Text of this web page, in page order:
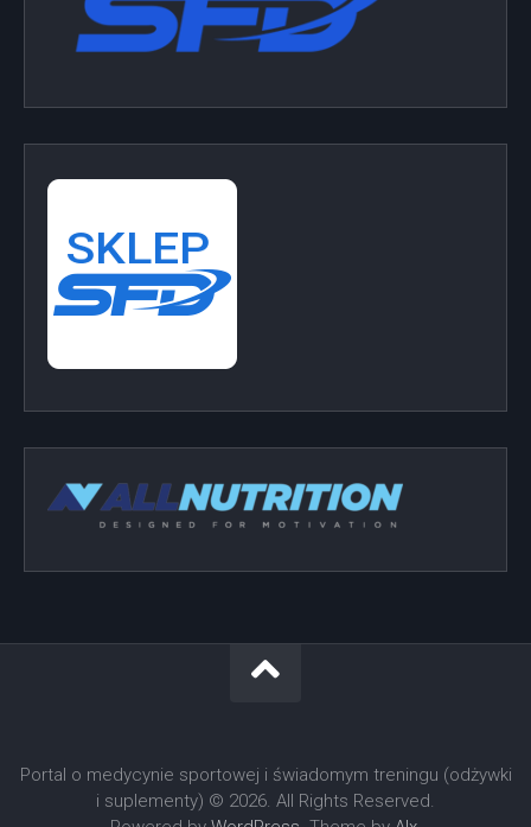
Portal o medycynie sportowej i świadomym treningu (odżywki
i suplementy) © 2026. All Rights Reserved.